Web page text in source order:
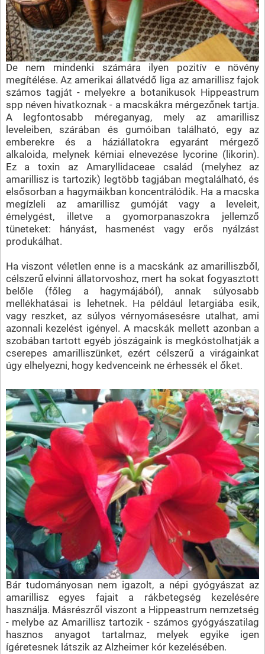
De nem mindenki számára ilyen pozitív e növény
megítélése. Az amerikai állatvédő liga az amarillisz fajok
számos tagját - melyekre a botanikusok Hippeastrum
spp néven hivatkoznak - a macskákra mérgezőnek tartja.
A legfontosabb méreganyag, mely az amarillisz
leveleiben, szárában és gumóiban található, egy az
emberekre és a háziállatokra egyaránt mérgező
alkaloida, melynek kémiai elnevezése lycorine (likorin).
Ez a toxin az Amaryllidaceae család (melyhez az
amarillisz is tartozik) legtöbb tagjában megtalálható, és
elsősorban a hagymáikban koncentrálódik. Ha a macska
megízleli az amarillisz gumóját vagy a leveleit,
émelygést, illetve a gyomorpanaszokra jellemző
tüneteket: hányást, hasmenést vagy erős nyálzást
produkálhat.
Ha viszont véletlen enne is a macskánk az amarilliszből,
célszerű elvinni állatorvoshoz, mert ha sokat fogyasztott
belőle (főleg a hagymájából), annak súlyosabb
mellékhatásai is lehetnek. Ha például letargiába esik,
vagy reszket, az súlyos vérnyomásesésre utalhat, ami
azonnali kezelést igényel. A macskák mellett azonban a
szobában tartott egyéb jószágaink is megkóstolhatják a
cserepes amarilliszünket, ezért célszerű a virágainkat
úgy elhelyezni, hogy kedvenceink ne érhessék el őket.
Bár tudományosan nem igazolt, a népi gyógyászat az
amarillisz egyes fajait a rákbetegség kezelésére
használja. Másrészről viszont a Hippeastrum nemzetség
- melybe az Amarillisz tartozik - számos gyógyászatilag
hasznos anyagot tartalmaz, melyek egyike igen
ígéretesnek látszik az Alzheimer kór kezelésében.